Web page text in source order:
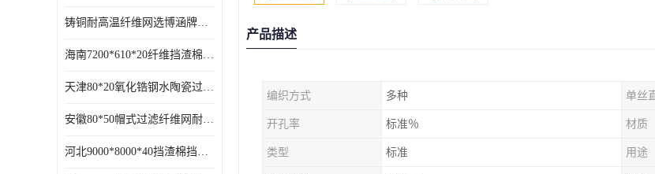
铸铜耐高温纤维网选博涵牌质量稳定
海南7200*610*20纤维挡渣棉耐高温
天津80*20氧化锆钢水陶瓷过滤器过滤效果明显
安徽80*50帽式过滤纤维网耐高温
河北9000*8000*40挡渣棉挡渣效果好耐高温
产品描述
编织方式 多种 单丝
开孔率 标准％ 材质
类型 标准 用途